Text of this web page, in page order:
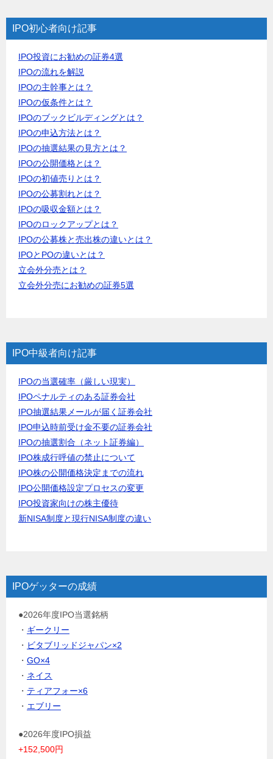
IPO初心者向け記事
IPO投資にお勧めの証券4選
IPOの流れを解説
IPOの主幹事とは？
IPOの仮条件とは？
IPOのブックビルディングとは？
IPOの申込方法とは？
IPOの抽選結果の見方とは？
IPOの公開価格とは？
IPOの初値売りとは？
IPOの公募割れとは？
IPOの吸収金額とは？
IPOのロックアップとは？
IPOの公募株と売出株の違いとは？
IPOとPOの違いとは？
立会外分売とは？
立会外分売にお勧めの証券5選
IPO中級者向け記事
IPOの当選確率（厳しい現実）
IPOペナルティのある証券会社
IPO抽選結果メールが届く証券会社
IPO申込時前受け金不要の証券会社
IPOの抽選割合（ネット証券編）
IPO株成行呼値の禁止について
IPO株の公開価格決定までの流れ
IPO公開価格設定プロセスの変更
IPO投資家向けの株主優待
新NISA制度と現行NISA制度の違い
IPOゲッターの成績
●2026年度IPO当選銘柄
・ ギークリー
・ ビタブリッドジャパン×2
・ GO×4
・ ネイス
・ ティアフォー×6
・ エブリー
●2026年度IPO損益
+152,500円